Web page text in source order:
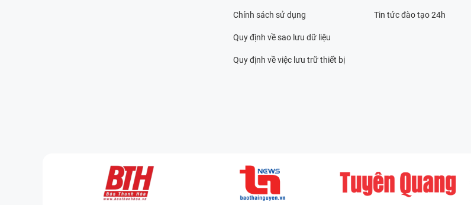
Chính sách sử dụng
Quy định về sao lưu dữ liệu
Quy định về việc lưu trữ thiết bị
Tin tức đào tạo 24h